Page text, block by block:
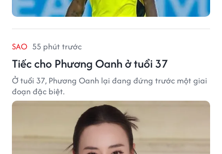
SAO 55 phút trước
Tiếc cho Phương Oanh ở tuổi 37
Ở tuổi 37, Phương Oanh lại đang đứng trước một giai
đoạn đặc biệt.